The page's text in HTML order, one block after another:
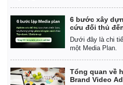
6 bước xây
cứu đối thủ
Dưới đây là chi
một Media Plan.
Tổng quan về
Brand Video